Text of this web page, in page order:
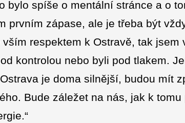
bylo spíše o mentální stránce a o
prvním zápase, ale je třeba být
vším respektem k Ostravě, tak
kontrolou nebo byli pod tlakem.
je doma silnější, budou mít
Bude záležet na nás, jak k